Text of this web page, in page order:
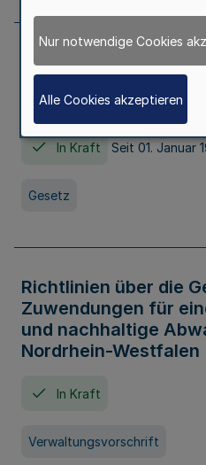
Erstes Gesetz zur
Kinder- und
KJHG -
In Kraft Seit 01. Januar
Gesetz
Richtlinien über die
Zuwendungen für
und nachhaltige
Nordrhein-Westfalen
In Kraft
Verwaltungsvorschrift
Nur notwendige Cookies
Alle Cookies akzeptieren